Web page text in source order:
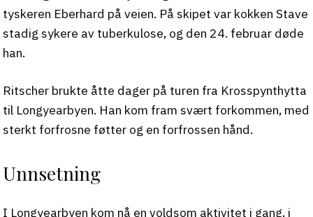
tyskeren Eberhard på veien. På skipet var kokken Stave
stadig sykere av tuberkulose, og den 24. februar døde
han.
Ritscher brukte åtte dager på turen fra Krosspynthytta
til Longyearbyen. Han kom fram svært forkommen, med
sterkt forfrosne føtter og en forfrossen hånd.
Unnsetning
I Longyearbyen kom nå en voldsom aktivitet i gang, i